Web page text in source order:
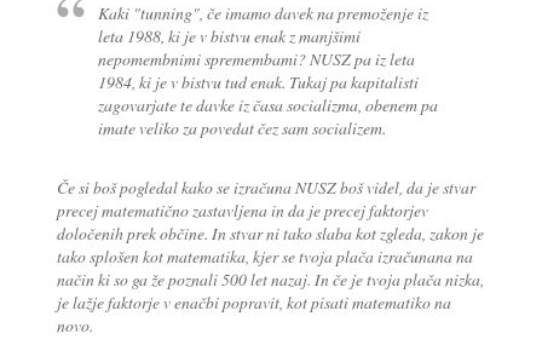
Kaki "tunning", če imamo davek na premoženje iz
leta 1988, ki je v bistvu enak z manjšimi
nepomembnimi spremembami? NUSZ pa iz leta
1984, ki je v bistvu tud enak. Tukaj pa kapitalisti
zagovarjate te davke iz časa socializma, obenem pa
imate veliko za povedat čez sam socializem.
Če si boš pogledal kako se izračuna NUSZ boš videl, da je stvar
precej matematično zastavljena in da je precej faktorjev
določenih prek občine. In stvar ni tako slaba kot zgleda, zakon je
tako splošen kot matematika, kjer se tvoja plača izračunana na
način ki so ga že poznali 500 let nazaj. In če je tvoja plača nizka,
je lažje faktorje v enačbi popravit, kot pisati matematiko na
novo.